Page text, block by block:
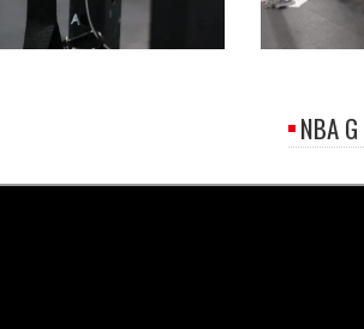
NBA